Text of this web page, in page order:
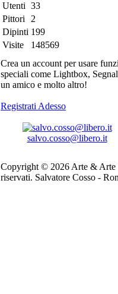
Utenti 33
Pittori
2
Dipinti 199
Visite
148569
Crea un account per usare
speciali come Lightbox,
un amico e molto altro!
Registrati Adesso
salvo.cosso@libero.it
Copyright © 2026 Arte & Arte
riservati. Salvatore Cosso -